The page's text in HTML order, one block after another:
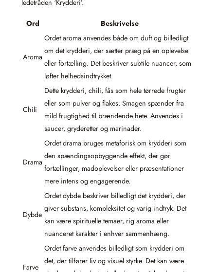
ledetråden ‘Krydderi’.
Ord Beskrivelse
Aroma
Ordet aroma anvendes både om duft og billedligt
om det krydderi, der sætter præg på en oplevelse
eller fortælling. Det beskriver subtile nuancer, som
løfter helhedsindtrykket.
Chili
Dette krydderi, chili, fås som hele tørrede frugter
eller som pulver og flakes. Smagen spænder fra
mild frugtighed til brændende hete. Anvendes i
saucer, gryderetter og marinader.
Drama
Ordet drama bruges metaforisk om krydderi som
den spændingsopbyggende effekt, der gør
fortællinger, madoplevelser eller præsentationer
mere intens og engagerende.
Dybde
Ordet dybde beskriver billedligt det krydderi, der
giver substans, kompleksitet og varig indtryk. Det
kan være spirituelle temaer, rig aroma eller
nuanceret karakter i enhver sammenhæng.
Farve
Ordet farve anvendes billedligt som krydderi om
det, der tilfører liv og visuel styrke. Det kan være